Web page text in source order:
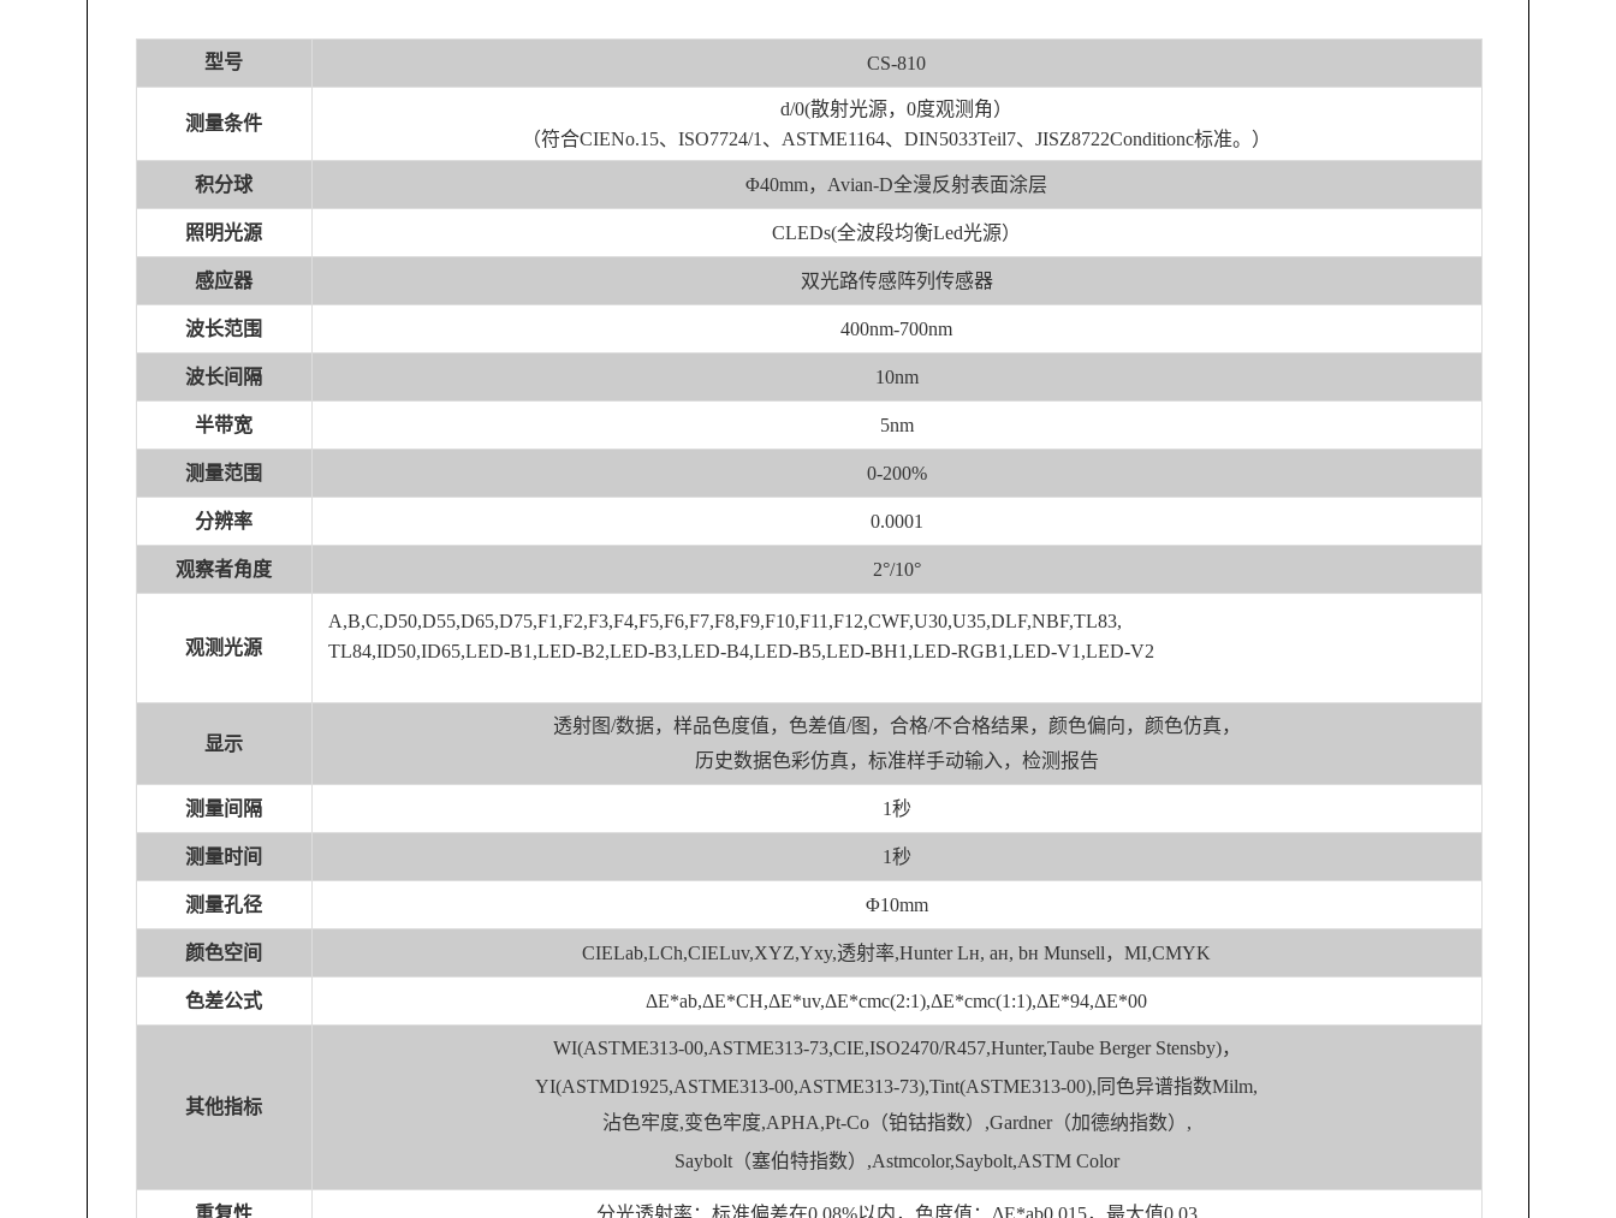
型号 CS-810
测量条件
d/0(散射光源，0度观测角）
（符合CIENo.15、ISO7724/1、ASTME1164、DIN5033Teil7、JISZ8722Conditionc标准。）
积分球 Φ40mm，Avian-D全漫反射表面涂层
照明光源 CLEDs(全波段均衡Led光源）
感应器 双光路传感阵列传感器
波长范围 400nm-700nm
波长间隔 10nm
半带宽 5nm
测量范围 0-200%
分辨率 0.0001
观察者角度 2°/10°
观测光源
A,B,C,D50,D55,D65,D75,F1,F2,F3,F4,F5,F6,F7,F8,F9,F10,F11,F12,CWF,U30,U35,DLF,NBF,TL83,
TL84,ID50,ID65,LED-B1,LED-B2,LED-B3,LED-B4,LED-B5,LED-BH1,LED-RGB1,LED-V1,LED-V2
显示
透射图/数据，样品色度值，色差值/图，合格/不合格结果，颜色偏向，颜色仿真，
历史数据色彩仿真，标准样手动输入，检测报告
测量间隔 1秒
测量时间 1秒
测量孔径 Φ10mm
颜色空间 CIELab,LCh,CIELuv,XYZ,Yxy,透射率,Hunter Lн, ан, bн Munsell，MI,CMYK
色差公式 ΔE*ab,ΔE*CH,ΔE*uv,ΔE*cmc(2:1),ΔE*cmc(1:1),ΔE*94,ΔE*00
其他指标
WI(ASTME313-00,ASTME313-73,CIE,ISO2470/R457,Hunter,Taube Berger Stensby)，
YI(ASTMD1925,ASTME313-00,ASTME313-73),Tint(ASTME313-00),同色异谱指数Milm,
沾色牢度,变色牢度,APHA,Pt-Co（铂钴指数）,Gardner（加德纳指数）,
Saybolt（塞伯特指数）,Astmcolor,Saybolt,ASTM Color